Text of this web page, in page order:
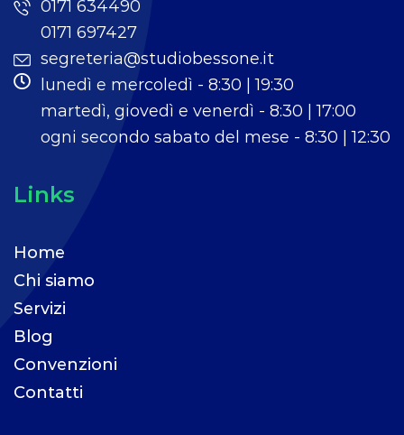
0171 634490
0171 697427
segreteria@studiobessone.it
lunedì e mercoledì - 8:30 | 19:30
martedì, giovedì e venerdì - 8:30 | 17:00
ogni secondo sabato del mese - 8:30 | 12:30
Links
Home
Chi siamo
Servizi
Blog
Convenzioni
Contatti